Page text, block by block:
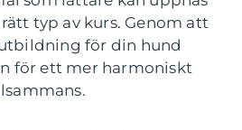
typ av kurs. Genom att
för din hund
för ett mer harmoniskt